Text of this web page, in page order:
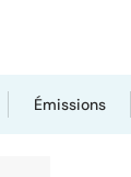
Émissions